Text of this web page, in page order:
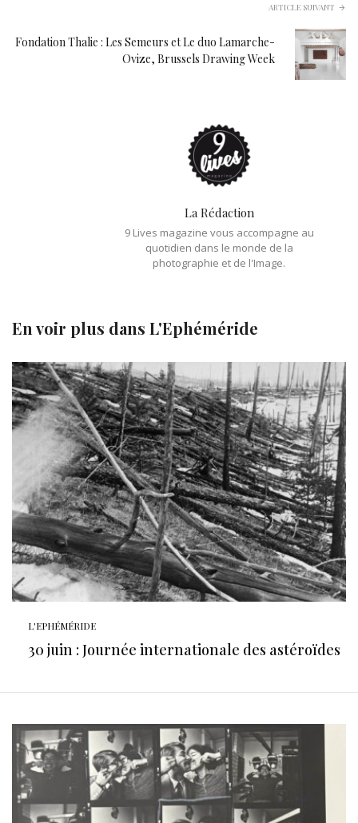
ARTICLE SUIVANT
Fondation Thalie : Les Semeurs et Le duo Lamarche-
Ovize, Brussels Drawing Week
La Rédaction
9 Lives magazine vous accompagne au
quotidien dans le monde de la
photographie et de l'Image.
En voir plus dans L'Ephéméride
L'EPHÉMÉRIDE
30 juin : Journée internationale des astéroïdes